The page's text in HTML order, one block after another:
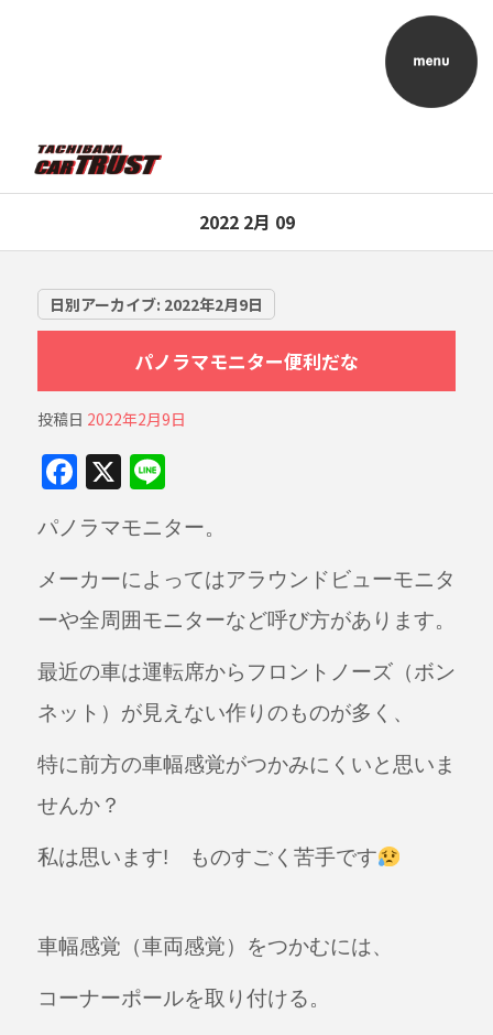
2022 2月 09
日別アーカイブ: 2022年2月9日
パノラマモニター便利だな
投稿日 2022年2月9日
F
a
c
e
b
o
k
X Li
n
e
パノラマモニター。
メーカーによってはアラウンドビューモニタ
ーや全周囲モニターなど呼び方があります。
最近の車は運転席からフロントノーズ（ボン
ネット）が見えない作りのものが多く、
特に前方の車幅感覚がつかみにくいと思いま
せんか？
私は思います! ものすごく苦手です
車幅感覚（車両感覚）をつかむには、
コーナーポールを取り付ける。